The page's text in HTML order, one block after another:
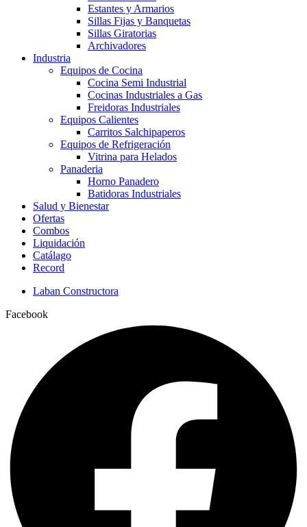
Estantes y Armarios
Sillas Fijas y Banquetas
Sillas Giratorias
Archivadores
Industria
Equipos de Cocina
Cocina Semi Industrial
Cocinas Industriales a Gas
Freidoras Industriales
Equipos Calientes
Carritos Salchipaperos
Equipos de Refrigeración
Vitrina para Helados
Panaderia
Horno Panadero
Batidoras Industriales
Salud y Bienestar
Ofertas
Combos
Liquidación
Catálago
Record
Laban Constructora
Facebook